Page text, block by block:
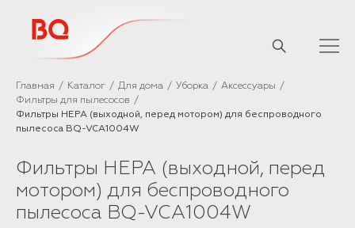
Главная Каталог Для дома Уборка
Аксессуары
Фильтры для пылесосов
Фильтры HEPA (выходной, перед мотором) для беспроводного
пылесоса BQ-VCA1004W
Фильтры HEPA (выходной, перед
мотором) для беспроводного
пылесоса BQ-VCA1004W